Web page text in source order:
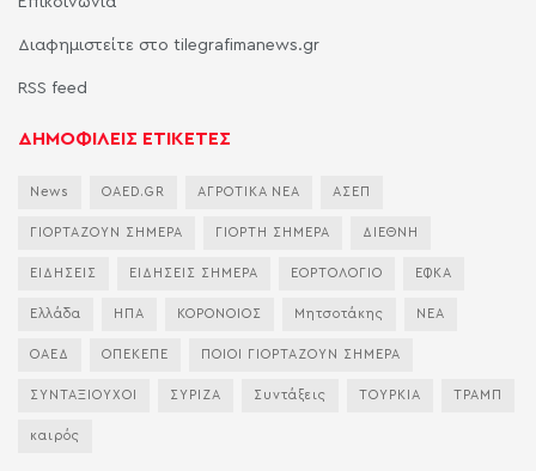
Διαφημιστείτε στο tilegrafimanews.gr
RSS feed
ΔΗΜΟΦΙΛΕΙΣ ΕΤΙΚΕΤΕΣ
News OAED.GR ΑΓΡΟΤΙΚΑ ΝΕΑ ΑΣΕΠ
ΓΙΟΡΤΑΖΟΥΝ ΣΗΜΕΡΑ ΓΙΟΡΤΗ ΣΗΜΕΡΑ ΔΙΕΘΝΗ
ΕΙΔΗΣΕΙΣ ΕΙΔΗΣΕΙΣ ΣΗΜΕΡΑ ΕΟΡΤΟΛΟΓΙΟ ΕΦΚΑ
Ελλάδα ΗΠΑ ΚΟΡΟΝΟΙΟΣ Μητσοτάκης ΝΕΑ
ΟΑΕΔ ΟΠΕΚΕΠΕ ΠΟΙΟΙ ΓΙΟΡΤΑΖΟΥΝ ΣΗΜΕΡΑ
ΣΥΝΤΑΞΙΟΥΧΟΙ ΣΥΡΙΖΑ Συντάξεις ΤΟΥΡΚΙΑ ΤΡΑΜΠ
καιρός